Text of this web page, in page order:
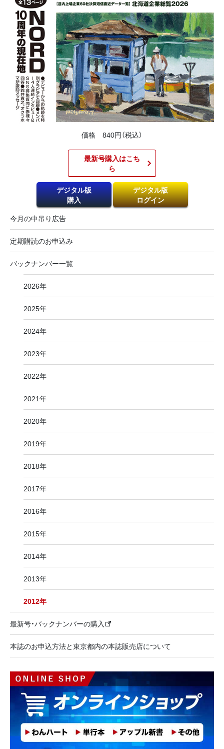
価格 840円（税込）
最新号購入はこち
ら​
デジタル版
購入
デジタル版
ログイン
今月の中吊り広告
定期購読のお申込み
バックナンバー一覧
2026年
2025年
2024年
2023年
2022年
2021年
2020年
2019年
2018年
2017年
2016年
2015年
2014年
2013年
2012年
最新号・バックナンバーの購入
本誌のお申込方法と東京都内の本誌販売店について